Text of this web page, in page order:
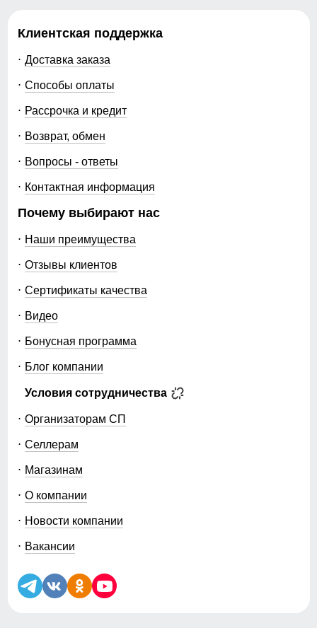
Клиентская поддержка
Доставка заказа
Способы оплаты
Рассрочка и кредит
Возврат, обмен
Вопросы - ответы
Контактная информация
Почему выбирают нас
Наши преимущества
Отзывы клиентов
Сертификаты качества
Видео
Бонусная программа
Блог компании
Условия сотрудничества
Организаторам СП
Селлерам
Магазинам
О компании
Новости компании
Вакансии